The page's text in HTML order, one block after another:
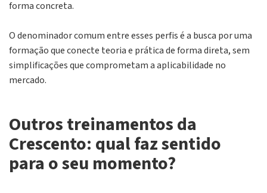
forma concreta.
O denominador comum entre esses perfis é a busca por uma
formação que conecte teoria e prática de forma direta, sem
simplificações que comprometam a aplicabilidade no
mercado.
Outros treinamentos da
Crescento: qual faz sentido
para o seu momento?